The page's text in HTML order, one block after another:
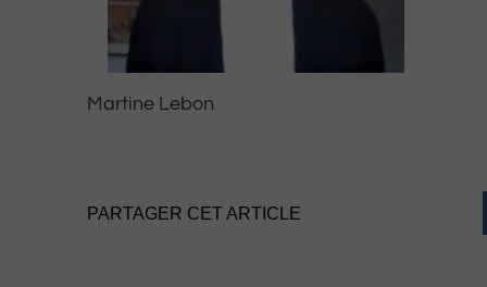
Martine Lebon
PARTAGER CET ARTICLE